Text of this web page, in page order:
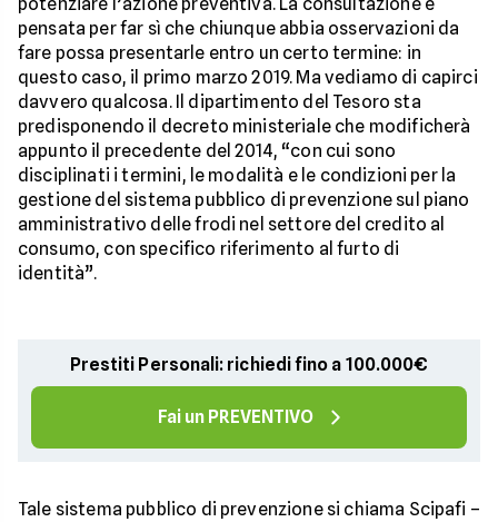
potenziare l’azione preventiva. La consultazione è
pensata per far sì che chiunque abbia osservazioni da
fare possa presentarle entro un certo termine: in
questo caso, il primo marzo 2019. Ma vediamo di capirci
davvero qualcosa. Il dipartimento del Tesoro sta
predisponendo il decreto ministeriale che modificherà
appunto il precedente del 2014, “con cui sono
disciplinati i termini, le modalità e le condizioni per la
gestione del sistema pubblico di prevenzione sul piano
amministrativo delle frodi nel settore del credito al
consumo, con specifico riferimento al furto di
identità”.
Prestiti Personali: richiedi fino a 100.000€
Fai un PREVENTIVO
Tale sistema pubblico di prevenzione si chiama Scipafi –